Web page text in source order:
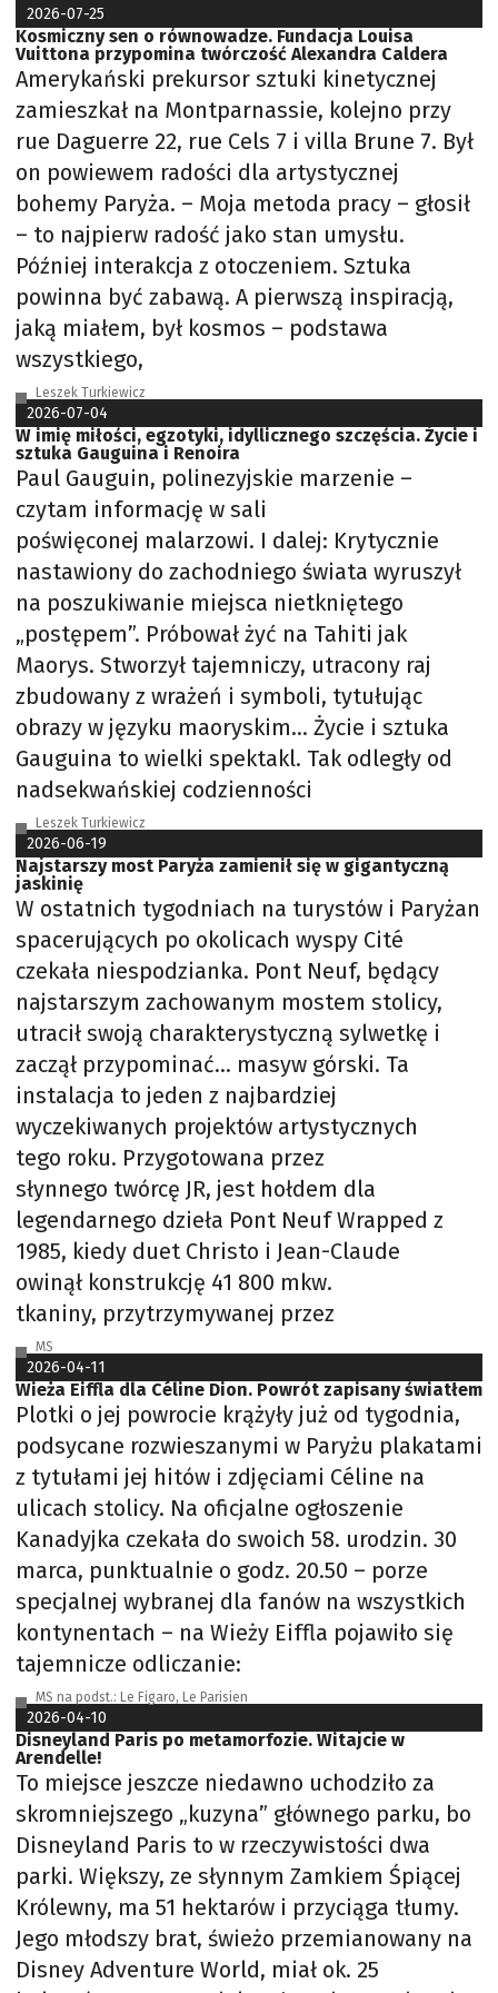
2026-07-25
Kosmiczny sen o równowadze. Fundacja Louisa
Vuittona przypomina twórczość Alexandra Caldera
Amerykański prekursor sztuki kinetycznej
zamieszkał na Montparnassie, kolejno przy
rue Daguerre 22, rue Cels 7 i villa Brune 7. Był
on powiewem radości dla artystycznej
bohemy Paryża. – Moja metoda pracy – głosił
– to najpierw radość jako stan umysłu.
Później interakcja z otoczeniem. Sztuka
powinna być zabawą. A pierwszą inspiracją,
jaką miałem, był kosmos – podstawa
wszystkiego,
Leszek Turkiewicz
2026-07-04
W imię miłości, egzotyki, idyllicznego szczęścia. Życie i
sztuka Gauguina i Renoira
Paul Gauguin, polinezyjskie marzenie –
czytam informację w sali
poświęconej malarzowi. I dalej: Krytycznie
nastawiony do zachodniego świata wyruszył
na poszukiwanie miejsca nietkniętego
„postępem”. Próbował żyć na Tahiti jak
Maorys. Stworzył tajemniczy, utracony raj
zbudowany z wrażeń i symboli, tytułując
obrazy w języku maoryskim… Życie i sztuka
Gauguina to wielki spektakl. Tak odległy od
nadsekwańskiej codzienności
Leszek Turkiewicz
2026-06-19
Najstarszy most Paryża zamienił się w gigantyczną
jaskinię
W ostatnich tygodniach na turystów i Paryżan
spacerujących po okolicach wyspy Cité
czekała niespodzianka. Pont Neuf, będący
najstarszym zachowanym mostem stolicy,
utracił swoją charakterystyczną sylwetkę i
zaczął przypominać… masyw górski. Ta
instalacja to jeden z najbardziej
wyczekiwanych projektów artystycznych
tego roku. Przygotowana przez
słynnego twórcę JR, jest hołdem dla
legendarnego dzieła Pont Neuf Wrapped z
1985, kiedy duet Christo i Jean-Claude
owinął konstrukcję 41 800 mkw.
tkaniny, przytrzymywanej przez
MS
2026-04-11
Wieża Eiffla dla Céline Dion. Powrót zapisany światłem
Plotki o jej powrocie krążyły już od tygodnia,
podsycane rozwieszanymi w Paryżu plakatami
z tytułami jej hitów i zdjęciami Céline na
ulicach stolicy. Na oficjalne ogłoszenie
Kanadyjka czekała do swoich 58. urodzin. 30
marca, punktualnie o godz. 20.50 – porze
specjalnej wybranej dla fanów na wszystkich
kontynentach – na Wieży Eiffla pojawiło się
tajemnicze odliczanie:
MS na podst.: Le Figaro, Le Parisien
2026-04-10
Disneyland Paris po metamorfozie. Witajcie w
Arendelle!
To miejsce jeszcze niedawno uchodziło za
skromniejszego „kuzyna” głównego parku, bo
Disneyland Paris to w rzeczywistości dwa
parki. Większy, ze słynnym Zamkiem Śpiącej
Królewny, ma 51 hektarów i przyciąga tłumy.
Jego młodszy brat, świeżo przemianowany na
Disney Adventure World, miał ok. 25